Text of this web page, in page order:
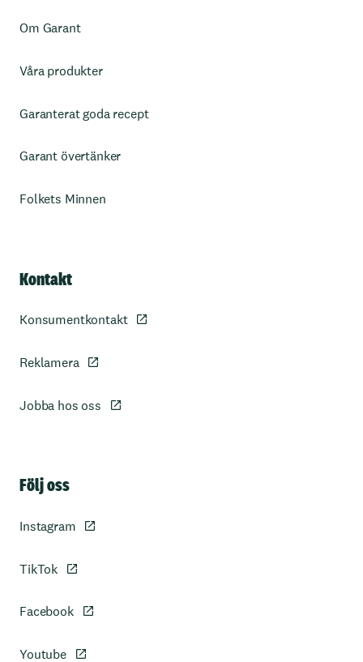
Om Garant
Våra produkter
Garanterat goda recept
Garant övertänker
Folkets Minnen
Kontakt
Konsumentkontakt
Reklamera
Jobba hos oss
Följ oss
Instagram
TikTok
Facebook
Youtube